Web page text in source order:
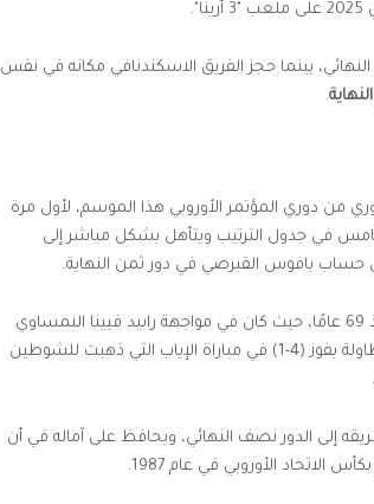
بينما حجز الفريق الاسكندنافي مكانه في نفس
.
من دوري المؤتمر الأوروبي هذا الموسم، لأول مرة
المركز الخامس في جدول الترتيب ويتأهل بشكل مباشر إلى
ووصل الفريق السويدي إلى ربع نهائي بطولة أوروبية لأول مرة منذ 69 عامًا، حيث كان في مواجهة رابيد فيينا النمساوي
وخسر على أرضه في مباراة الذهاب بنتيجة (1-0)، قبل أن يقلب الطاولة بفوز (4-1) في مباراة الإياب التي ذهبت للشوطين
إلى الدور نصف النهائي، ويحافظ على آماله في أن
الأوروبي في عام 1987.